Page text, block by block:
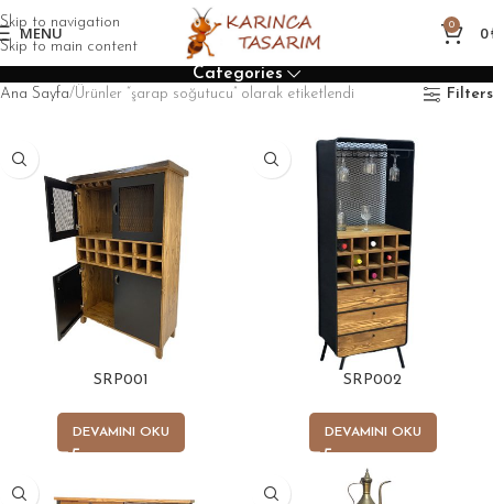
Skip to navigation
Skip to main content
MENU 0 0
Categories
Ana Sayfa Ürünler “şarap soğutucu” olarak etiketlendi Filters
SRP001
DEVAMINI OKU
SRP002
DEVAMINI OKU